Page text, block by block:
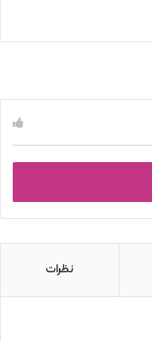
نظرات